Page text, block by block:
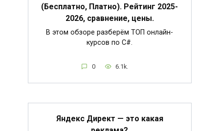
(Бесплатно, Платно). Рейтинг 2025-
2026, сравнение, цены.
В этом обзоре разберём ТОП онлайн-
курсов по C#.
0 6.1k.
Яндекс Директ — это какая